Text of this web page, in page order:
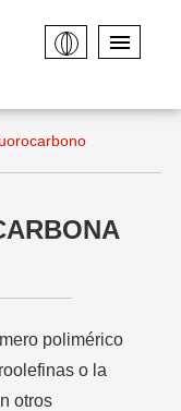
polimérico
o la
otros